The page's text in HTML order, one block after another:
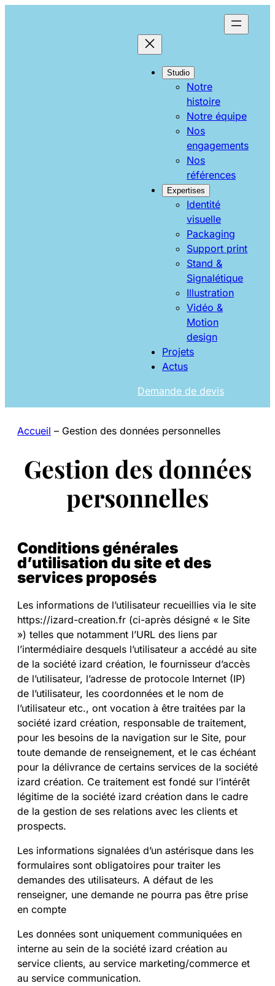
Studio
Notre
histoire
Notre équipe
Nos
engagements
Nos
références
Expertises
Identité
visuelle
Packaging
Support print
Stand &
Signalétique
Illustration
Vidéo &
Motion
design
Projets
Actus
Demande de devis
Accueil – Gestion des données personnelles
Gestion des données
personnelles
Conditions générales
d’utilisation du site et des
services proposés
Les informations de l’utilisateur recueillies via le site
https://izard-creation.fr (ci-après désigné « le Site
») telles que notamment l’URL des liens par
l’intermédiaire desquels l’utilisateur a accédé au site
de la société izard création, le fournisseur d’accès
de l’utilisateur, l’adresse de protocole Internet (IP)
de l’utilisateur, les coordonnées et le nom de
l’utilisateur etc., ont vocation à être traitées par la
société izard création, responsable de traitement,
pour les besoins de la navigation sur le Site, pour
toute demande de renseignement, et le cas échéant
pour la délivrance de certains services de la société
izard création. Ce traitement est fondé sur l’intérêt
légitime de la société izard création dans le cadre
de la gestion de ses relations avec les clients et
prospects.
Les informations signalées d’un astérisque dans les
formulaires sont obligatoires pour traiter les
demandes des utilisateurs. A défaut de les
renseigner, une demande ne pourra pas être prise
en compte
Les données sont uniquement communiquées en
interne au sein de la société izard création au
service clients, au service marketing/commerce et
au service communication.